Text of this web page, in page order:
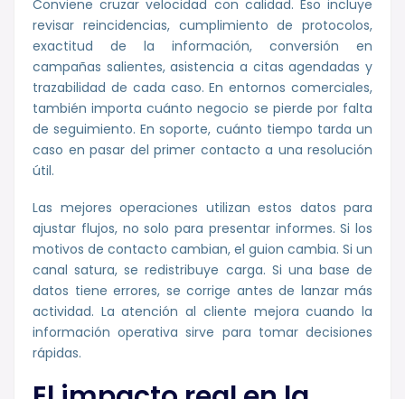
Conviene cruzar velocidad con calidad. Eso incluye
revisar reincidencias, cumplimiento de protocolos,
exactitud de la información, conversión en
campañas salientes, asistencia a citas agendadas y
trazabilidad de cada caso. En entornos comerciales,
también importa cuánto negocio se pierde por falta
de seguimiento. En soporte, cuánto tiempo tarda un
caso en pasar del primer contacto a una resolución
útil.
Las mejores operaciones utilizan estos datos para
ajustar flujos, no solo para presentar informes. Si los
motivos de contacto cambian, el guion cambia. Si un
canal satura, se redistribuye carga. Si una base de
datos tiene errores, se corrige antes de lanzar más
actividad. La atención al cliente mejora cuando la
información operativa sirve para tomar decisiones
rápidas.